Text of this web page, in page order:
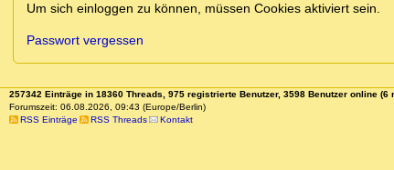
Um sich einloggen zu können, müssen Cookies aktiviert sein.
Passwort vergessen
257342 Einträge in 18360 Threads, 975 registrierte Benutzer, 3598 Benutzer online (6
Forumszeit: 06.08.2026, 09:43 (Europe/Berlin)
RSS Einträge
RSS Threads Kontakt